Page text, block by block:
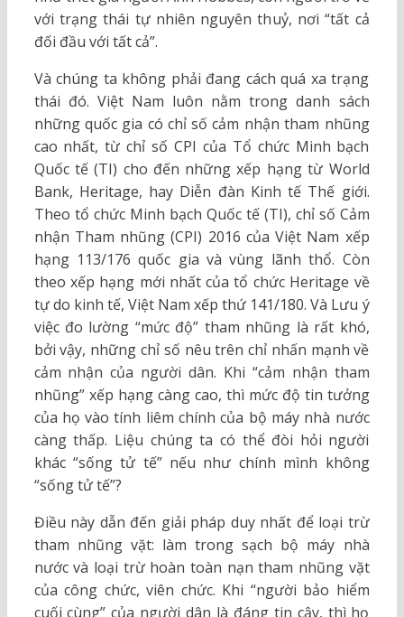
với trạng thái tự nhiên nguyên thuỷ, nơi “tất cả
đối đầu với tất cả”.
Và chúng ta không phải đang cách quá xa trạng
thái đó. Việt Nam luôn nằm trong danh sách
những quốc gia có chỉ số cảm nhận tham nhũng
cao nhất, từ chỉ số CPI của Tổ chức Minh bạch
Quốc tế (TI) cho đến những xếp hạng từ World
Bank, Heritage, hay Diễn đàn Kinh tế Thế giới.
Theo tổ chức Minh bạch Quốc tế (TI), chỉ số Cảm
nhận Tham nhũng (CPI) 2016 của Việt Nam xếp
hạng 113/176 quốc gia và vùng lãnh thổ. Còn
theo xếp hạng mới nhất của tổ chức Heritage về
tự do kinh tế, Việt Nam xếp thứ 141/180. Và Lưu ý
việc đo lường “mức độ” tham nhũng là rất khó,
bởi vậy, những chỉ số nêu trên chỉ nhấn mạnh về
cảm nhận của người dân. Khi “cảm nhận tham
nhũng” xếp hạng càng cao, thì mức độ tin tưởng
của họ vào tính liêm chính của bộ máy nhà nước
càng thấp. Liệu chúng ta có thể đòi hỏi người
khác “sống tử tế” nếu như chính mình không
“sống tử tế”?
Điều này dẫn đến giải pháp duy nhất để loại trừ
tham nhũng vặt: làm trong sạch bộ máy nhà
nước và loại trừ hoàn toàn nạn tham nhũng vặt
của công chức, viên chức. Khi “người bảo hiểm
cuối cùng” của người dân là đáng tin cậy, thì họ